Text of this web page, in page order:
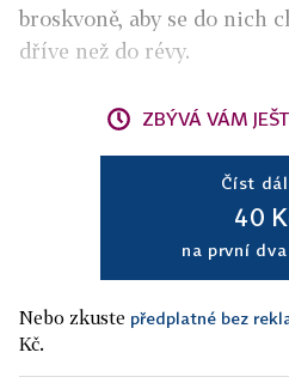
broskvoně, aby se do nich
dříve než do révy.
ZBÝVÁ VÁM
Číst
40
na první
Nebo zkuste předplatné bez
Kč.